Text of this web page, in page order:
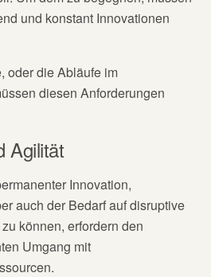
und konstant Innovationen
oder die Abläufe im
diesen Anforderungen
Agilität
Innovation,
auch der Bedarf auf disruptive
können, erfordern den
Umgang mit